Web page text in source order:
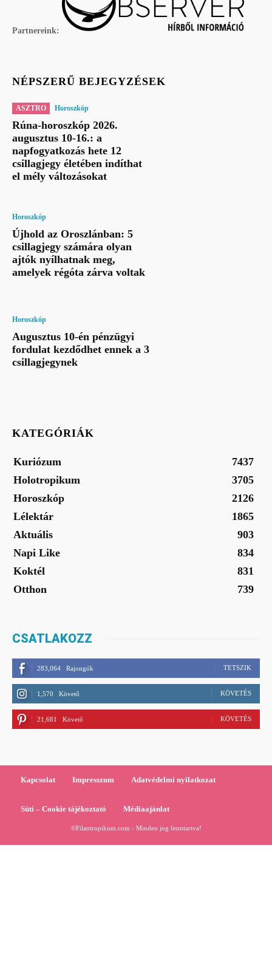
Partnereink:
NÉPSZERŰ BEJEGYZÉSEK
ASZTRO Horoszkóp
Rúna-horoszkóp 2026.
augusztus 10-16.: a
napfogyatkozás hete 12
csillagjegy életében indíthat
el mély változásokat
Horoszkóp
Újhold az Oroszlánban: 5
csillagjegy számára olyan
ajtók nyílhatnak meg,
amelyek régóta zárva voltak
Horoszkóp
Augusztus 10-én pénzügyi
fordulat kezdődhet ennek a 3
csillagjegynek
KATEGÓRIÁK
Kuriózum
7437
Holotropikum
3705
Horoszkóp
2126
Lélektár
1865
Aktuális
903
Napi Like
834
Koktél
831
Otthon
739
CSATLAKOZZ
283,064 Rajongók TETSZIK
1,570 Követő KÖVETÉS
21,681 Követő KÖVETÉS
Kapcsolat Impresszum Adatvédelmi nyilatkozat
Süti – Cookie tájékoztató Médiaajánlat
©Filantropikum.com - Minden jog fenntartva!